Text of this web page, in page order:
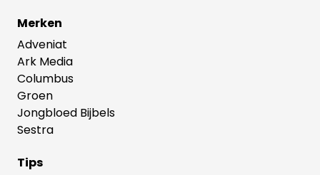
Merken
Adveniat
Ark Media
Columbus
Groen
Jongbloed Bijbels
Sestra
Tips